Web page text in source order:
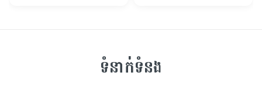
ទំនាក់ទំនង